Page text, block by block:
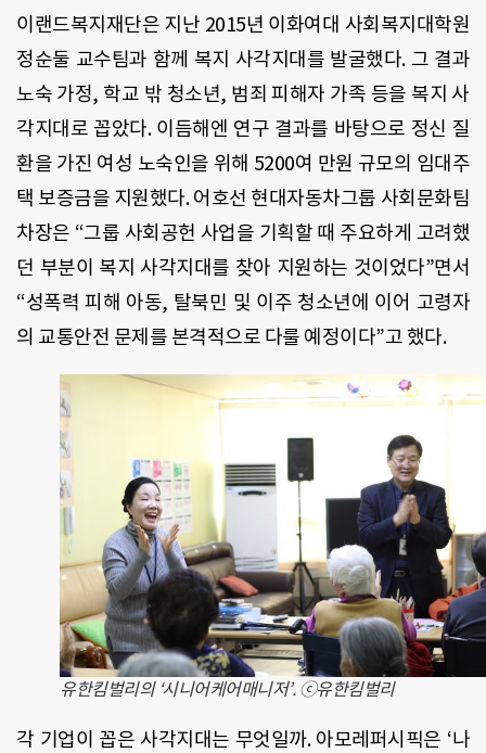
이랜드복지재단은 지난 2015년 이화여대 사회복지대학원
정순둘 교수팀과 함께 복지 사각지대를 발굴했다. 그 결과
노숙 가정, 학교 밖 청소년, 범죄 피해자 가족 등을 복지 사
각지대로 꼽았다. 이듬해엔 연구 결과를 바탕으로 정신 질
환을 가진 여성 노숙인을 위해 5200여 만원 규모의 임대주
택 보증금을 지원했다. 어호선 현대자동차그룹 사회문화팀
차장은 “그룹 사회공헌 사업을 기획할 때 주요하게 고려했
던 부분이 복지 사각지대를 찾아 지원하는 것이었다”면서
“성폭력 피해 아동, 탈북민 및 이주 청소년에 이어 고령자
의 교통안전 문제를 본격적으로 다룰 예정이다”고 했다.
유한킴벌리의 ‘시니어케어매니저’. ⓒ유한킴벌리
각 기업이 꼽은 사각지대는 무엇일까. 아모레퍼시픽은 ‘나